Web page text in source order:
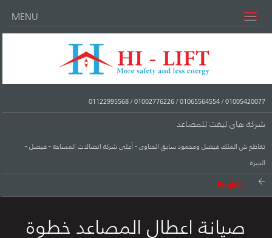
MENU
01005420077
/
01065564554
/
01002776226
/
01122995568
شركة هاى ليفت للمصاعد
تقاطع ش الملك فيصل ومحمود سابق الحناوى - أعلى شركة اتصالات المساحة - فيصل -
الجيزة
English
صيانة اعطال المصاعد خطوة